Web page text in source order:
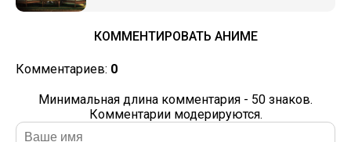
КОММЕНТИРОВАТЬ АНИМЕ
Комментариев: 0
Минимальная длина комментария - 50 знаков.
Комментарии модерируются.